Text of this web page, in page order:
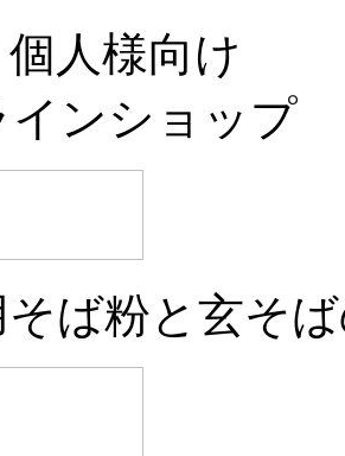
人様向け
インショップ
ば粉と玄そ